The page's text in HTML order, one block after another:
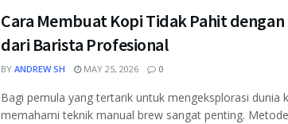
Cara Membuat Kopi Tidak Pahit
dari Barista Profesional
BY ANDREW SH MAY 25, 2026 0
Bagi pemula yang tertarik untuk mengeksplorasi dunia
memahami teknik manual brew sangat penting.